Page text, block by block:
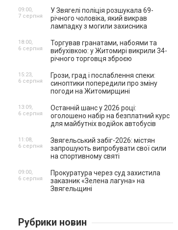
У Звягелі поліція розшукала 69-
річного чоловіка, який викрав
лампадку з могили захисника
09:00,
7 серпня
Торгував гранатами, набоями та
вибухівкою: у Житомирі викрили 34-
річного торговця зброєю
18:00,
6 серпня
Грози, град і послаблення спеки:
синоптики попередили про зміну
погоди на Житомирщині
15:23,
6 серпня
Останній шанс у 2026 році:
оголошено набір на безплатний курс
для майбутніх водійок автобусів
13:09,
6 серпня
Звягельський забіг-2026: містян
запрошують випробувати свої сили
на спортивному святі
11:08,
6 серпня
Прокуратура через суд захистила
заказник «Зелена лагуна» на
Звягельщині
09:00,
6 серпня
Рубрики новин